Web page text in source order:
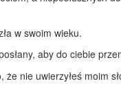
w swoim wieku.
aby do ciebie
nie uwierzyłeś moim